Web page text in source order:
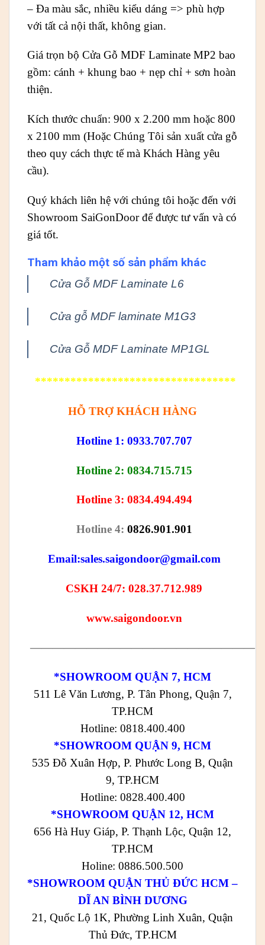
– Đa màu sắc, nhiều kiểu dáng => phù hợp
với tất cả nội thất, không gian.
Giá trọn bộ Cửa Gỗ MDF Laminate MP2 bao
gồm: cánh + khung bao + nẹp chỉ + sơn hoàn
thiện.
Kích thước chuẩn: 900 x 2.200 mm hoặc 800
x 2100 mm (Hoặc Chúng Tôi sản xuất cửa gỗ
theo quy cách thực tế mà Khách Hàng yêu
cầu).
Quý khách liên hệ với chúng tôi hoặc đến với
Showroom SaiGonDoor để được tư vấn và có
giá tốt.
Tham khảo một số sản phẩm khác
Cửa Gỗ MDF Laminate L6
Cửa gỗ MDF laminate M1G3
Cửa Gỗ MDF Laminate MP1GL
**********************************
HỖ TRỢ KHÁCH HÀNG
Hotline 1: 0933.707.707
Hotline 2: 0834.715.715
Hotline 3: 0834.494.494
Hotline 4: 0826.901.901
Email:sales.saigondoor@gmail.com
CSKH 24/7: 028.37.712.989
www.saigondoor.vn
————————————————————
*SHOWROOM QUẬN 7, HCM
511 Lê Văn Lương, P. Tân Phong, Quận 7,
TP.HCM
Hotline: 0818.400.400
*SHOWROOM QUẬN 9, HCM
535 Đỗ Xuân Hợp, P. Phước Long B, Quận
9, TP.HCM
Hotline: 0828.400.400
*SHOWROOM QUẬN 12, HCM
656 Hà Huy Giáp, P. Thạnh Lộc, Quận 12,
TP.HCM
Holine: 0886.500.500
*SHOWROOM QUẬN THỦ ĐỨC HCM –
DĨ AN BÌNH DƯƠNG
21, Quốc Lộ 1K, Phường Linh Xuân, Quận
Thủ Đức, TP.HCM